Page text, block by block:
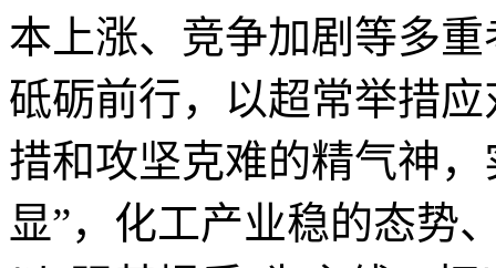
本上涨、竞争加剧等多
砥砺前行，以超常举措
措和攻坚克难的精气神
显”，化工产业稳的态势